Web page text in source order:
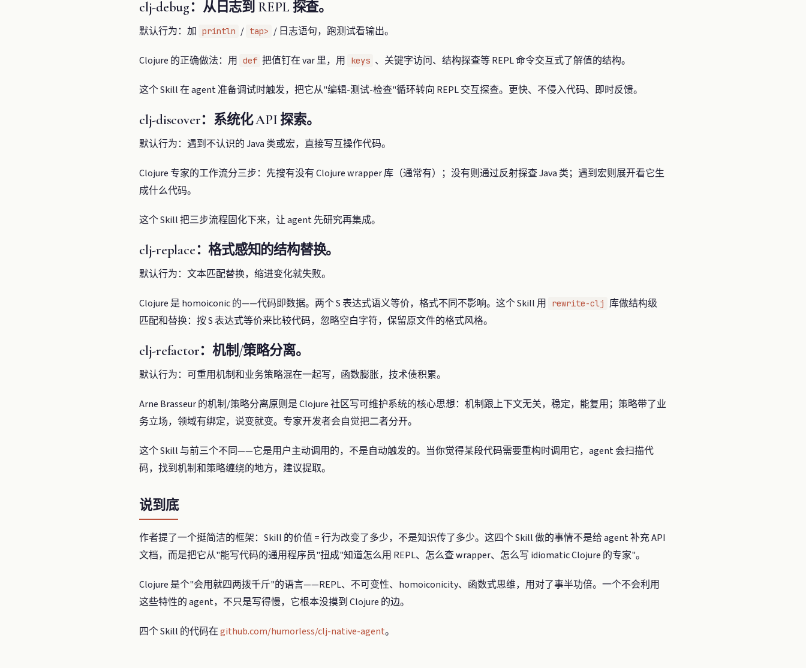
clj-debug：从日志到 REPL 探查。
默认行为：加 println / tap> / 日志语句，跑测试看输出。
Clojure 的正确做法：用 def 把值钉在 var 里，用 keys 、关键字访问、结构探查等 REPL 命令交互式了解值的结构。
这个 Skill 在 agent 准备调试时触发，把它从"编辑-测试-检查"循环转向 REPL 交互探查。更快、不侵入代码、即时反馈。
clj-discover：系统化 API 探索。
默认行为：遇到不认识的 Java 类或宏，直接写互操作代码。
Clojure 专家的工作流分三步：先搜有没有 Clojure wrapper 库（通常有）；没有则通过反射探查 Java 类；遇到宏则展开看它生
成什么代码。
这个 Skill 把三步流程固化下来，让 agent 先研究再集成。
clj-replace：格式感知的结构替换。
默认行为：文本匹配替换，缩进变化就失败。
Clojure 是 homoiconic 的——代码即数据。两个 S 表达式语义等价，格式不同不影响。这个 Skill 用 rewrite-clj 库做结构级
匹配和替换：按 S 表达式等价来比较代码，忽略空白字符，保留原文件的格式风格。
clj-refactor：机制/策略分离。
默认行为：可重用机制和业务策略混在一起写，函数膨胀，技术债积累。
Arne Brasseur 的机制/策略分离原则是 Clojure 社区写可维护系统的核心思想：机制跟上下文无关，稳定，能复用；策略带了业
务立场，领域有绑定，说变就变。专家开发者会自觉把二者分开。
这个 Skill 与前三个不同——它是用户主动调用的，不是自动触发的。当你觉得某段代码需要重构时调用它，agent 会扫描代
码，找到机制和策略缠绕的地方，建议提取。
说到底
作者提了一个挺简洁的框架：Skill 的价值 = 行为改变了多少，不是知识传了多少。这四个 Skill 做的事情不是给 agent 补充 API
文档，而是把它从"能写代码的通用程序员"扭成"知道怎么用 REPL、怎么查 wrapper、怎么写 idiomatic Clojure 的专家"。
Clojure 是个"会用就四两拨千斤"的语言——REPL、不可变性、homoiconicity、函数式思维，用对了事半功倍。一个不会利用
这些特性的 agent，不只是写得慢，它根本没摸到 Clojure 的边。
四个 Skill 的代码在github.com/humorless/clj-native-agent。